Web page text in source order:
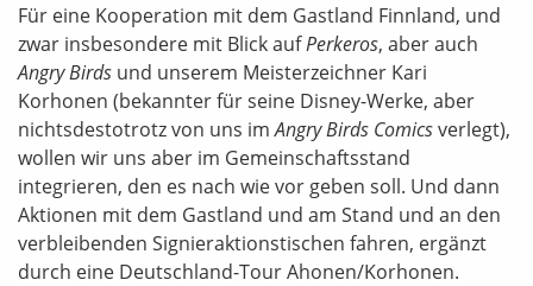
Für eine Kooperation mit dem Gastland Finnland, und
zwar insbesondere mit Blick aufPerkeros, aber auch
Angry Birds und unserem Meisterzeichner Kari
Korhonen (bekannter für seine Disney-Werke, aber
nichtsdestotrotz von uns imAngry Birds Comicsverlegt),
wollen wir uns aber im Gemeinschaftsstand
integrieren, den es nach wie vor geben soll. Und dann
Aktionen mit dem Gastland und am Stand und an den
verbleibenden Signieraktionstischen fahren, ergänzt
durch eine Deutschland-Tour Ahonen/Korhonen.